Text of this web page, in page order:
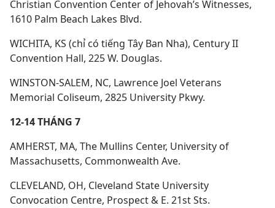
Christian Convention Center of Jehovah’s Witnesses,
1610 Palm Beach Lakes Blvd.
WICHITA, KS (chỉ có tiếng Tây Ban Nha), Century II
Convention Hall, 225 W. Douglas.
WINSTON-SALEM, NC, Lawrence Joel Veterans
Memorial Coliseum, 2825 University Pkwy.
12-14 THÁNG 7
AMHERST, MA, The Mullins Center, University of
Massachusetts, Commonwealth Ave.
CLEVELAND, OH, Cleveland State University
Convocation Centre, Prospect & E. 21st Sts.